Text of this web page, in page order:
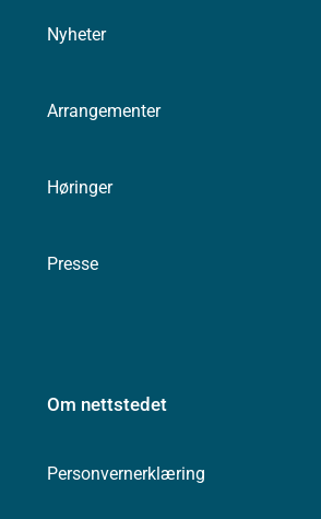
Nyheter
Arrangementer
Høringer
Presse
Om nettstedet
Personvernerklæring